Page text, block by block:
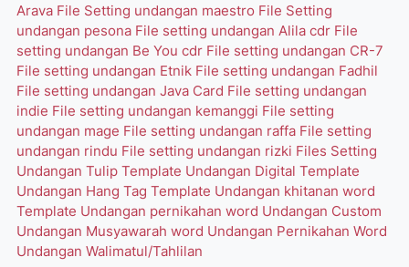
Arava File Setting undangan maestro File Setting
undangan pesona File setting undangan Alila cdr File
setting undangan Be You cdr File setting undangan CR-7
File setting undangan Etnik File setting undangan Fadhil
File setting undangan Java Card File setting undangan
indie File setting undangan kemanggi File setting
undangan mage File setting undangan raffa File setting
undangan rindu File setting undangan rizki Files Setting
Undangan Tulip Template Undangan Digital Template
Undangan Hang Tag Template Undangan khitanan word
Template Undangan pernikahan word Undangan Custom
Undangan Musyawarah word Undangan Pernikahan Word
Undangan Walimatul/Tahlilan